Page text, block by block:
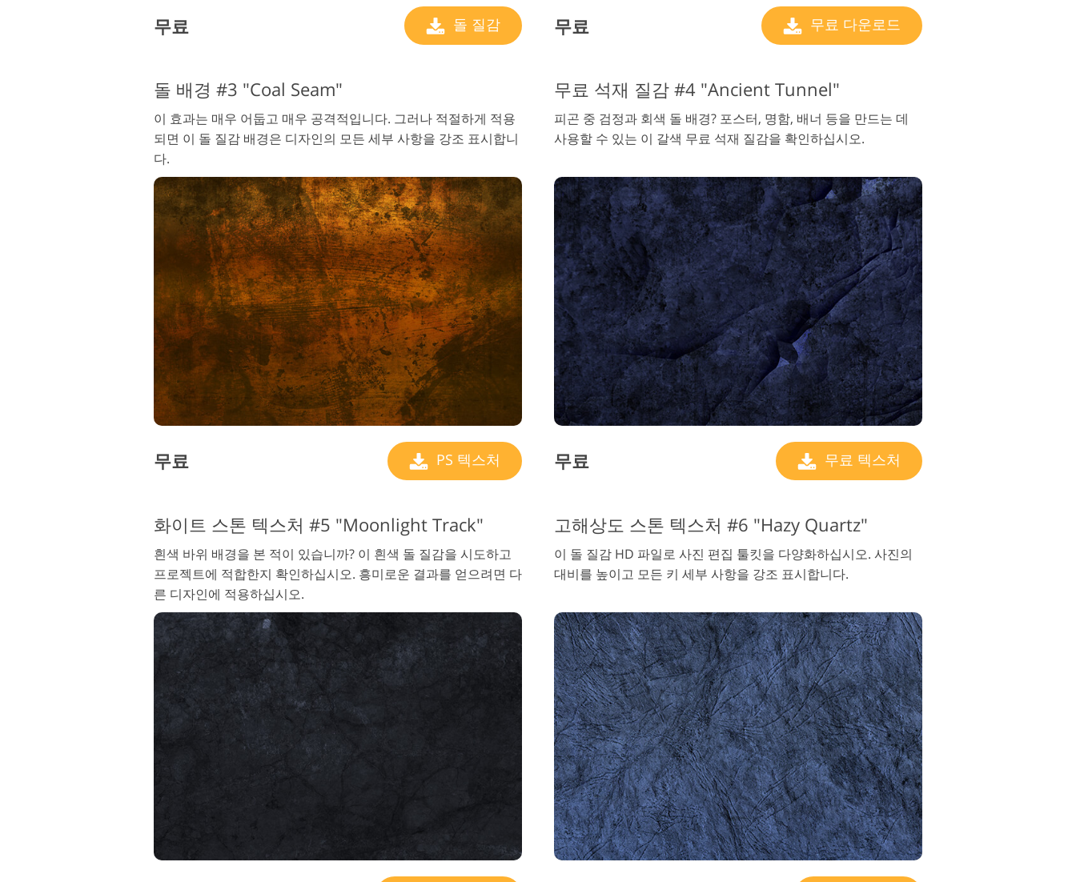
무료 돌 질감 무료 무료 다운로드
돌 배경 #3 "Coal Seam"
이 효과는 매우 어둡고 매우 공격적입니다. 그러나 적절하게 적용
되면 이 돌 질감 배경은 디자인의 모든 세부 사항을 강조 표시합니
다.
무료 PS 텍스처
무료 석재 질감 #4 "Ancient Tunnel"
피곤 중 검정과 회색 돌 배경? 포스터, 명함, 배너 등을 만드는 데
사용할 수 있는 이 갈색 무료 석재 질감을 확인하십시오.
무료 무료 텍스처
화이트 스톤 텍스처 #5 "Moonlight Track"
흰색 바위 배경을 본 적이 있습니까? 이 흰색 돌 질감을 시도하고
프로젝트에 적합한지 확인하십시오. 흥미로운 결과를 얻으려면 다
른 디자인에 적용하십시오.
고해상도 스톤 텍스처 #6 "Hazy Quartz"
이 돌 질감 HD 파일로 사진 편집 툴킷을 다양화하십시오. 사진의
대비를 높이고 모든 키 세부 사항을 강조 표시합니다.